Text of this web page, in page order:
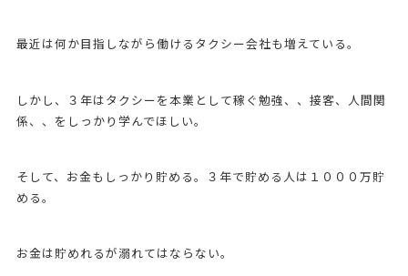
最近は何か目指しながら働けるタクシー会社も増えている。
しかし、３年はタクシーを本業として稼ぐ勉強、、接客、人間関
係、、をしっかり学んでほしい。
そして、お金もしっかり貯める。３年で貯める人は１０００万貯
める。
お金は貯めれるが溺れてはならない。